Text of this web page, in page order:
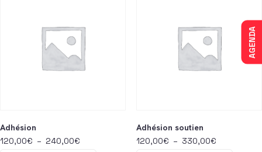
AGENDA
Adhésion
120,00€ – 240,00€ Plage de prix : 120,00€ à 240,00€
Adhésion soutien
120,00€ – 330,00€Plage de